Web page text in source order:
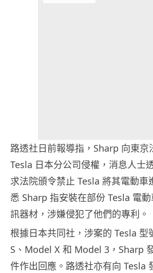
路透社日前報導指，Sharp 向東京
Tesla 日本分公司侵權，消息人士
求法院頒令禁止 Tesla 將其電動車
悉 Sharp 指安裝在部份 Tesla 電
訊器材，涉嫌侵犯了他們的專利。
根據日本共同社，涉案的 Tesla 型
S、Model X 和 Model 3，Sharp
件作出回應。路透社亦有向 Tesla